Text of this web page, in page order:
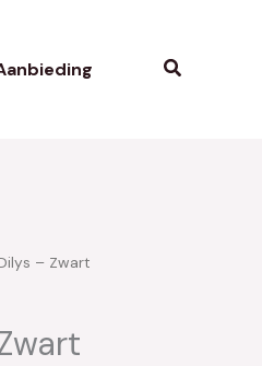
Zoeken
– Zwart